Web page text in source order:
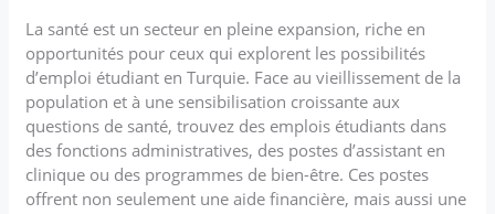
La santé est un secteur en pleine expansion, riche en
opportunités pour ceux qui explorent les possibilités
d’emploi étudiant en Turquie. Face au vieillissement de la
population et à une sensibilisation croissante aux
questions de santé, trouvez des emplois étudiants dans
des fonctions administratives, des postes d’assistant en
clinique ou des programmes de bien-être. Ces postes
offrent non seulement une aide financière, mais aussi une